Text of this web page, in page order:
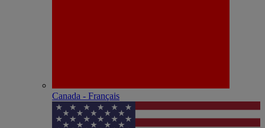
Canada - Français